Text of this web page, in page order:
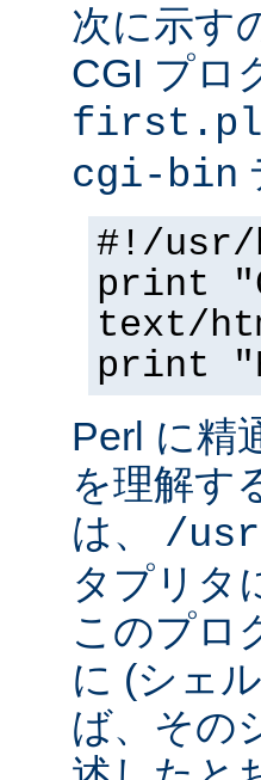
次に示す
CGI プロ
first.pl
cgi-bin
#!/
print
text/
print
Perl に精
を理解す
は、 /
タプリタ
このプロ
に (シェ
ば、その